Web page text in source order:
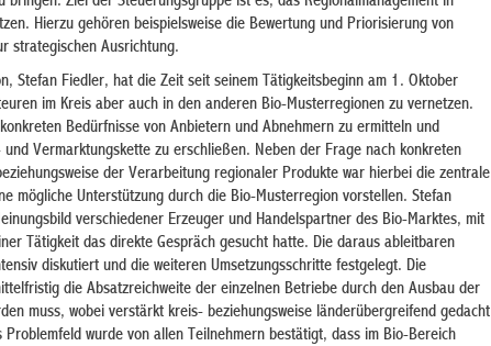
Hierzu gehören beispielsweise die Bewertung und Priorisierung von
strategischen Ausrichtung.
Stefan Fiedler, hat die Zeit seit seinem Tätigkeitsbeginn am 1. Oktober
im Kreis aber auch in den anderen Bio-Musterregionen zu vernetzen.
Bedürfnisse von Anbietern und Abnehmern zu ermitteln und
Vermarktungskette zu erschließen. Neben der Frage nach konkreten
der Verarbeitung regionaler Produkte war hierbei die zentrale
mögliche Unterstützung durch die Bio-Musterregion vorstellen. Stefan
verschiedener Erzeuger und Handelspartner des Bio-Marktes, mit
Tätigkeit das direkte Gespräch gesucht hatte. Die daraus ableitbaren
diskutiert und die weiteren Umsetzungsschritte festgelegt. Die
die Absatzreichweite der einzelnen Betriebe durch den Ausbau der
muss, wobei verstärkt kreis- beziehungsweise länderübergreifend gedacht
wurde von allen Teilnehmern bestätigt, dass im Bio-Bereich